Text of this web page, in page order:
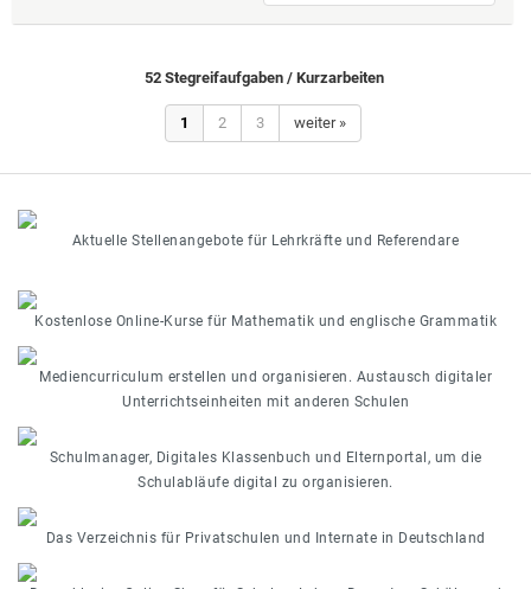
52 Stegreifaufgaben / Kurzarbeiten
1 2 3 weiter »
Aktuelle Stellenangebote für Lehrkräfte und Referendare
Kostenlose Online-Kurse für Mathematik und englische Grammatik
Mediencurriculum erstellen und organisieren. Austausch digitaler
Unterrichtseinheiten mit anderen Schulen
Schulmanager, Digitales Klassenbuch und Elternportal, um die
Schulabläufe digital zu organisieren.
Das Verzeichnis für Privatschulen und Internate in Deutschland